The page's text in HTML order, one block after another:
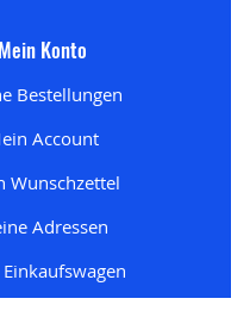
Mein Konto
Bestellungen
Account
Wunschzettel
Adressen